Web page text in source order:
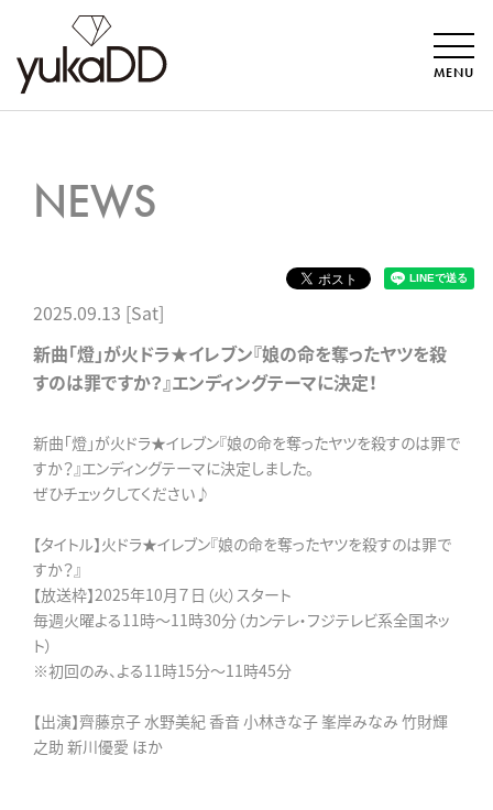
MENU
NEWS
2025.09.13 [Sat]
新曲「燈」が火ドラ★イレブン『娘の命を奪ったヤツを殺
すのは罪ですか？』エンディングテーマに決定！
新曲「燈」が火ドラ★イレブン『娘の命を奪ったヤツを殺すのは罪で
すか？』エンディングテーマに決定しました。
ぜひチェックしてください♪
【タイトル】火ドラ★イレブン『娘の命を奪ったヤツを殺すのは罪で
すか？』
【放送枠】2025年10月７日（火）スタート
毎週火曜よる11時～11時30分（カンテレ・フジテレビ系全国ネッ
ト）
※初回のみ、よる11時15分～11時45分
【出演】齊藤京子 水野美紀 香音 小林きな子 峯岸みなみ 竹財輝
之助 新川優愛 ほか